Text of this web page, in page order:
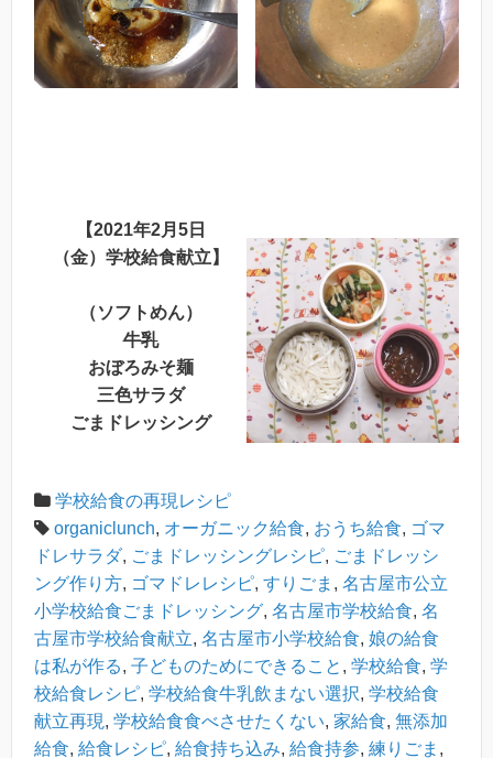
【2021年2月5日
（金）学校給食献立】
（ソフトめん）
牛乳
おぼろみそ麺
三色サラダ
ごまドレッシング
学校給食の再現レシピ
organiclunch, オーガニック給食, おうち給食, ゴマ
ドレサラダ, ごまドレッシングレシピ, ごまドレッシ
ング作り方, ゴマドレレシピ, すりごま , 名古屋市公立
小学校給食ごまドレッシング, 名古屋市学校給食, 名
古屋市学校給食献立, 名古屋市小学校給食, 娘の給食
は私が作る, 子どものためにできること , 学校給食, 学
校給食レシピ, 学校給食牛乳飲まない選択, 学校給食
献立再現, 学校給食食べさせたくない, 家給食, 無添加
給食, 給食レシピ, 給食持ち込み, 給食持参, 練りごま ,